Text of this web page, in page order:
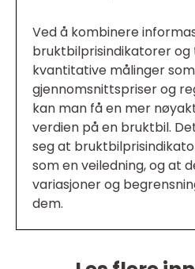
Ved å kombinere
bruktbilprisindikatorer og
kvantitative målinger som
gjennomsnittspriser og
kan man få en mer
verdien på en bruktbil.
seg at
som en veiledning, og at
variasjoner og
dem.